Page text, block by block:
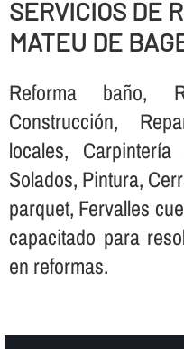
SERVICIOS DE
MATEU DE
Reforma baño,
Construcción,
locales,
Solados, Pintura,
parquet, Fervalles
capacitado para
en reformas.